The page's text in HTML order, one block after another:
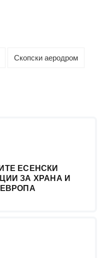
Скопски аеродром
ЕСЕНСКИ
ЗА ХРАНА И